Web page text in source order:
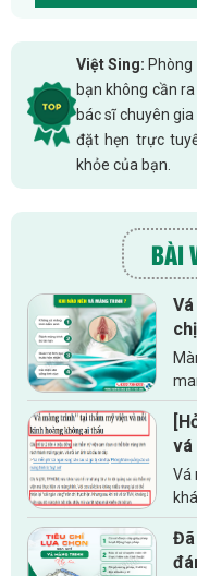
Việt Sing:
bạn không cần
bác sĩ chuyên
đặt hẹn trực
khỏe của bạn.
BÀI
tiết
vá
Vá
chị